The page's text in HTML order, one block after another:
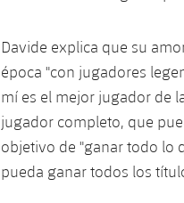
Davide explica que su
época "con jugadores
mí es el mejor jugador de
jugador completo, que
objetivo de "ganar todo lo
pueda ganar todos los